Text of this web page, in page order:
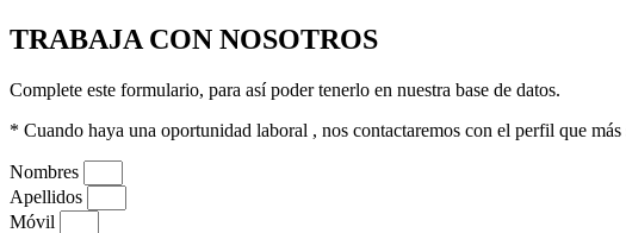
TRABAJA CON NOSOTROS
Complete este formulario, para así poder tenerlo en nuestra base de datos.
* Cuando haya una oportunidad laboral , nos contactaremos con el perfil que más
Nombres
Apellidos
Móvil